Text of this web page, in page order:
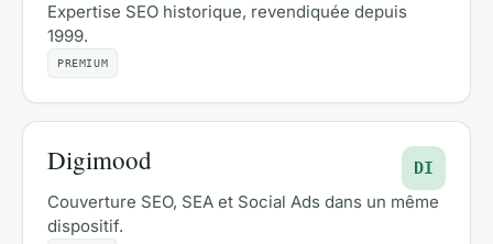
Expertise SEO historique, revendiquée depuis
1999.
PREMIUM
Digimood DI
Couverture SEO, SEA et Social Ads dans un même
dispositif.